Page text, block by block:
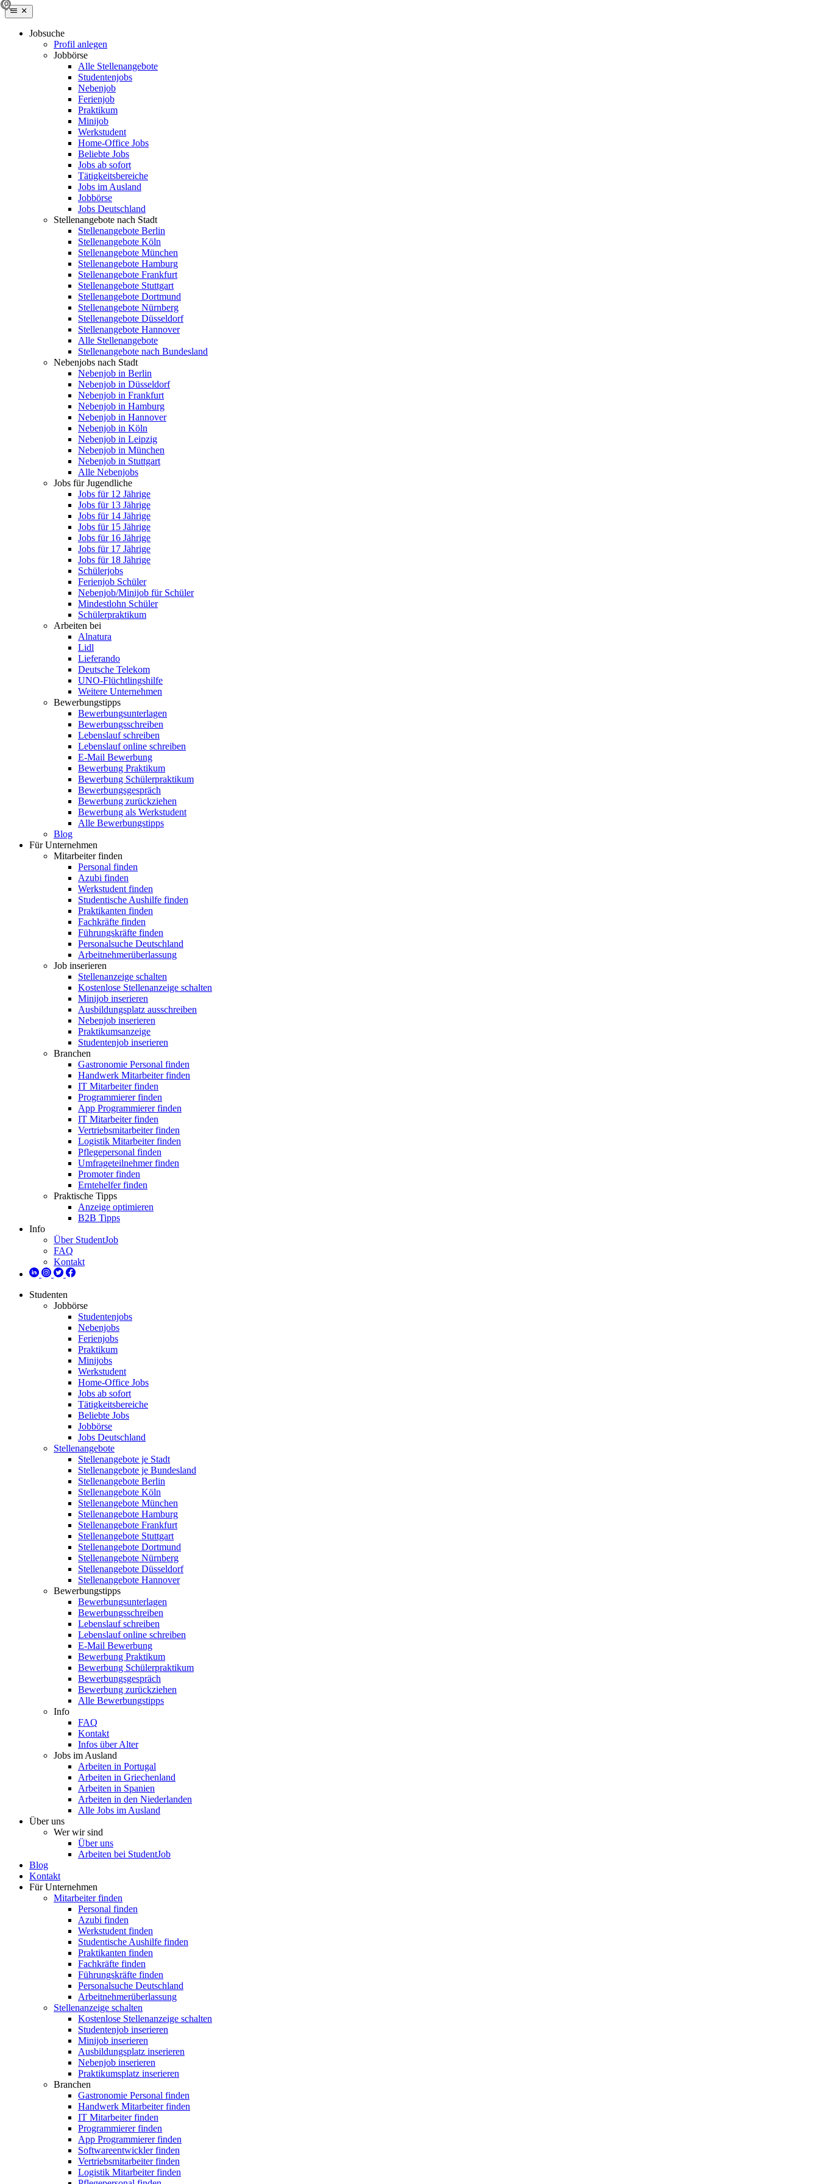
Jobsuche
Profil anlegen
Jobbörse
Alle Stellenangebote
Studentenjobs
Nebenjob
Ferienjob
Praktikum
Minijob
Werkstudent
Home-Office Jobs
Beliebte Jobs
Jobs ab sofort
Tätigkeitsbereiche
Jobs im Ausland
Jobbörse
Jobs Deutschland
Stellenangebote nach Stadt
Stellenangebote Berlin
Stellenangebote Köln
Stellenangebote München
Stellenangebote Hamburg
Stellenangebote Frankfurt
Stellenangebote Stuttgart
Stellenangebote Dortmund
Stellenangebote Nürnberg
Stellenangebote Düsseldorf
Stellenangebote Hannover
Alle Stellenangebote
Stellenangebote nach Bundesland
Nebenjobs nach Stadt
Nebenjob in Berlin
Nebenjob in Düsseldorf
Nebenjob in Frankfurt
Nebenjob in Hamburg
Nebenjob in Hannover
Nebenjob in Köln
Nebenjob in Leipzig
Nebenjob in München
Nebenjob in Stuttgart
Alle Nebenjobs
Jobs für Jugendliche
Jobs für 12 Jährige
Jobs für 13 Jährige
Jobs für 14 Jährige
Jobs für 15 Jährige
Jobs für 16 Jährige
Jobs für 17 Jährige
Jobs für 18 Jährige
Schülerjobs
Ferienjob Schüler
Nebenjob/Minijob für Schüler
Mindestlohn Schüler
Schülerpraktikum
Arbeiten bei
Alnatura
Lidl
Lieferando
Deutsche Telekom
UNO-Flüchtlingshilfe
Weitere Unternehmen
Bewerbungstipps
Bewerbungsunterlagen
Bewerbungsschreiben
Lebenslauf schreiben
Lebenslauf online schreiben
E-Mail Bewerbung
Bewerbung Praktikum
Bewerbung Schülerpraktikum
Bewerbungsgespräch
Bewerbung zurückziehen
Bewerbung als Werkstudent
Alle Bewerbungstipps
Blog
Für Unternehmen
Mitarbeiter finden
Personal finden
Azubi finden
Werkstudent finden
Studentische Aushilfe finden
Praktikanten finden
Fachkräfte finden
Führungskräfte finden
Personalsuche Deutschland
Arbeitnehmerüberlassung
Job inserieren
Stellenanzeige schalten
Kostenlose Stellenanzeige schalten
Minijob inserieren
Ausbildungsplatz ausschreiben
Nebenjob inserieren
Praktikumsanzeige
Studentenjob inserieren
Branchen
Gastronomie Personal finden
Handwerk Mitarbeiter finden
IT Mitarbeiter finden
Programmierer finden
App Programmierer finden
IT Mitarbeiter finden
Vertriebsmitarbeiter finden
Logistik Mitarbeiter finden
Pflegepersonal finden
Umfrageteilnehmer finden
Promoter finden
Erntehelfer finden
Praktische Tipps
Anzeige optimieren
B2B Tipps
Info
Über StudentJob
FAQ
Kontakt
Studenten
Jobbörse
Studentenjobs
Nebenjobs
Ferienjobs
Praktikum
Minijobs
Werkstudent
Home-Office Jobs
Jobs ab sofort
Tätigkeitsbereiche
Beliebte Jobs
Jobbörse
Jobs Deutschland
Stellenangebote
Stellenangebote je Stadt
Stellenangebote je Bundesland
Stellenangebote Berlin
Stellenangebote Köln
Stellenangebote München
Stellenangebote Hamburg
Stellenangebote Frankfurt
Stellenangebote Stuttgart
Stellenangebote Dortmund
Stellenangebote Nürnberg
Stellenangebote Düsseldorf
Stellenangebote Hannover
Bewerbungstipps
Bewerbungsunterlagen
Bewerbungsschreiben
Lebenslauf schreiben
Lebenslauf online schreiben
E-Mail Bewerbung
Bewerbung Praktikum
Bewerbung Schülerpraktikum
Bewerbungsgespräch
Bewerbung zurückziehen
Alle Bewerbungstipps
Info
FAQ
Kontakt
Infos über Alter
Jobs im Ausland
Arbeiten in Portugal
Arbeiten in Griechenland
Arbeiten in Spanien
Arbeiten in den Niederlanden
Alle Jobs im Ausland
Über uns
Wer wir sind
Über uns
Arbeiten bei StudentJob
Blog
Kontakt
Für Unternehmen
Mitarbeiter finden
Personal finden
Azubi finden
Werkstudent finden
Studentische Aushilfe finden
Praktikanten finden
Fachkräfte finden
Führungskräfte finden
Personalsuche Deutschland
Arbeitnehmerüberlassung
Stellenanzeige schalten
Kostenlose Stellenanzeige schalten
Studentenjob inserieren
Minijob inserieren
Ausbildungsplatz inserieren
Nebenjob inserieren
Praktikumsplatz inserieren
Branchen
Gastronomie Personal finden
Handwerk Mitarbeiter finden
IT Mitarbeiter finden
Programmierer finden
App Programmierer finden
Softwareentwickler finden
Vertriebsmitarbeiter finden
Logistik Mitarbeiter finden